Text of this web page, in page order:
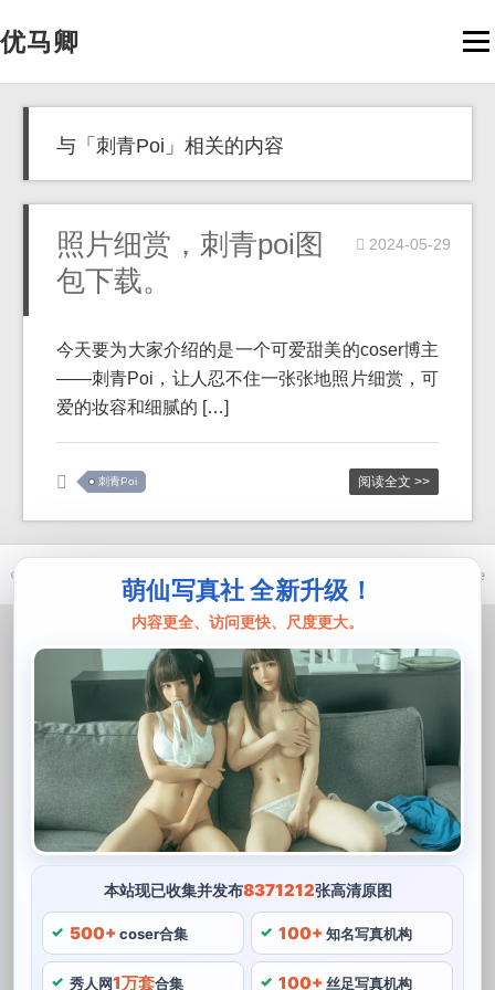
优马卿
与「刺青Poi」相关的内容
照片细赏，刺青poi图
包下载。
2024-05-29
今天要为大家介绍的是一个可爱甜美的coser博主
——刺青Poi，让人忍不住一张张地照片细赏，可
爱的妆容和细腻的 […]
刺青Poi 阅读全文 >>
萌仙写真社 全新升级！
内容更全、访问更快、尺度更大。
本站现已收集并发布8371212张高清原图
500+coser合集 100+知名写真机构
秀人网1万套合集 100+丝足写真机构
© 2021-2026 优马卿 | ICP备案 XXX 号 | Themeckvearm by ttcrivpe